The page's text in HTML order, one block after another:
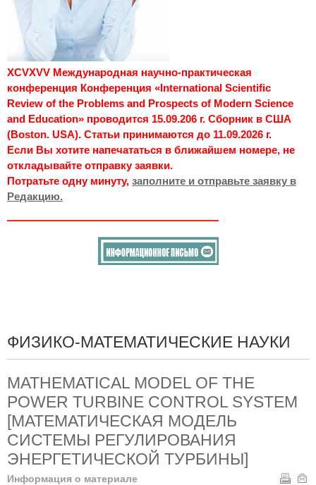
XCVXVV Международная научно-практическая
конференция Конференция «International Scientific
Review of the Problems and Prospects of Modern Science
and Education» проводится 15.09.206 г. Сборник в США
(Boston. USA). Статьи принимаются до 11.09.2026 г.
Если Вы хотите напечататься в ближайшем номере, не
откладывайте отправку заявки.
Потратьте одну минуту, заполните и отправьте заявку в
Редакцию.
ФИЗИКО-МАТЕМАТИЧЕСКИЕ НАУКИ
MATHEMATICAL MODEL OF THE
POWER TURBINE CONTROL SYSTEM
[МАТЕМАТИЧЕСКАЯ МОДЕЛЬ
СИСТЕМЫ РЕГУЛИРОВАНИЯ
ЭНЕРГЕТИЧЕСКОЙ ТУРБИНЫ]
Информация о материале